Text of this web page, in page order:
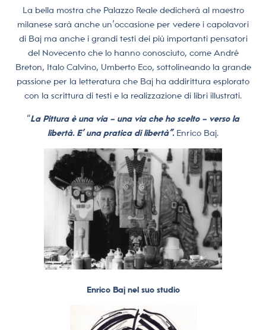
La bella mostra che Palazzo Reale dedicherà al maestro
milanese sarà anche un’occasione per vedere i capolavori
di Baj ma anche i grandi testi dei più importanti pensatori
del Novecento che lo hanno conosciuto, come André
Breton, Italo Calvino, Umberto Eco, sottolineando la grande
passione per la letteratura che Baj ha addirittura esplorato
con la scrittura di testi e la realizzazione di libri illustrati.
“La Pittura è una via – una via che ho scelto – verso la
libertà. E’ una pratica di libertà”.Enrico Baj.
Enrico Baj nel suo studio